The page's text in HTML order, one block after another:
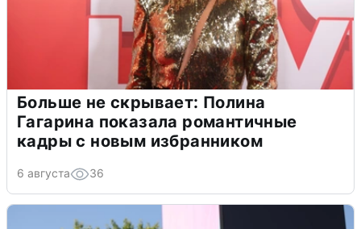
Больше не скрывает: Полина
Гагарина показала романтичные
кадры с новым избранником
6 августа 36